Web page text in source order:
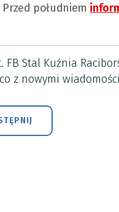
południem
FB Stal Kuźnia
z nowymi